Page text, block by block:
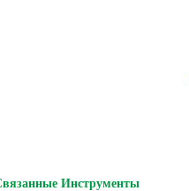
Инструменты